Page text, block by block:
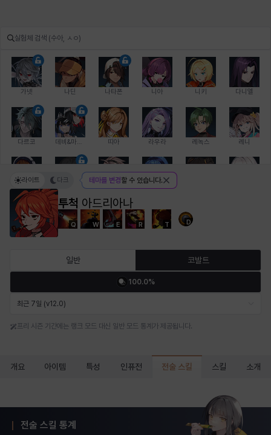
가넷 나딘 나타폰 니아 니키 다니엘
다르코 띠아 라우라 레녹스 레니
레온 루크 르노어
바바라 버니스 블레어 비앙카 비형 샬럿
투척 아드리아나
Q W E R T D
라이트 다크 테마를 변경할 수 있습니다.
일반 코발트
100.0%
최근 7일 (v12.0)
프리 시즌 기간에는 랭크 모드 대신 일반 모드 통계가 제공됩니다.
개요 아이템 특성 인퓨전 전술 스킬 스킬 소개
전술 스킬 통계